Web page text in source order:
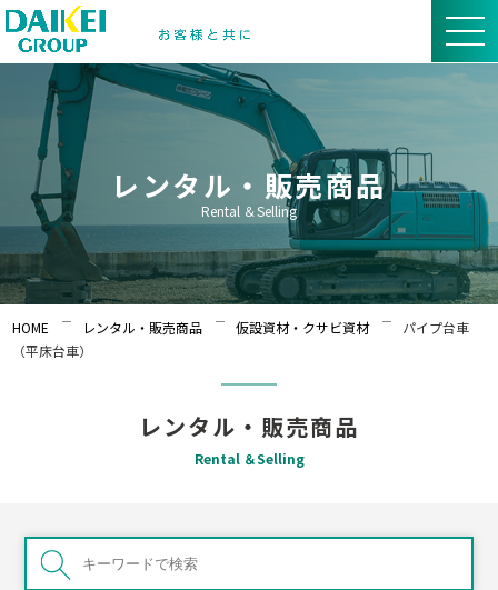
レンタル・販売商品
Rental ＆Selling
HOME レンタル・販売商品 仮設資材・クサビ資材
パイプ台車
（平床台車）
レンタル・販売商品
Rental ＆Selling